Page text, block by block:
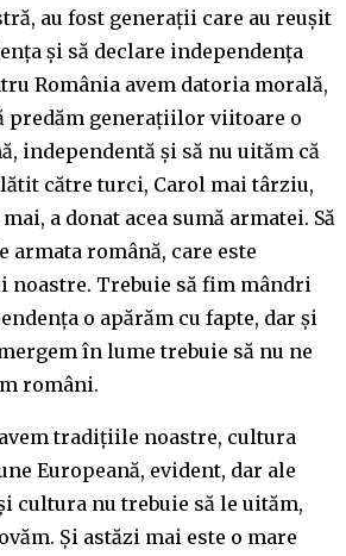
au fost generații care au reușit
și să declare independența
România avem datoria morală,
predăm generațiilor viitoare o
independentă și să nu uităm că
către turci, Carol mai târziu,
a donat acea sumă armatei. Să
armata română, care este
noastre. Trebuie să fim mândri
o apărăm cu fapte, dar și
în lume trebuie să nu ne
români.
tradițiile noastre, cultura
Europeană, evident, dar ale
cultura nu trebuie să le uităm,
Și astăzi mai este o mare